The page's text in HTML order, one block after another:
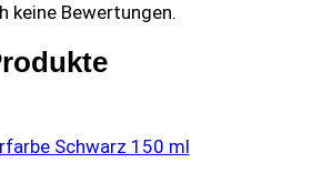
keine Bewertungen.